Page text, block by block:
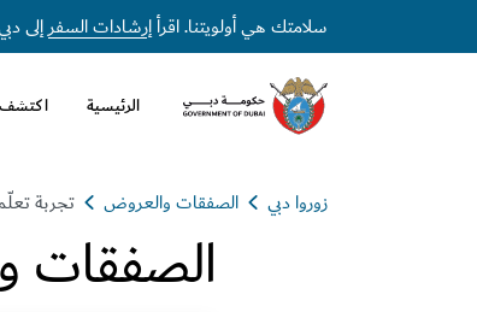
سلامتك هي أولويتنا. اقرأإرشادات السفرإلى
الرئيسية
زوروا دبي الصفقات والعروض تجربة
الصفقات